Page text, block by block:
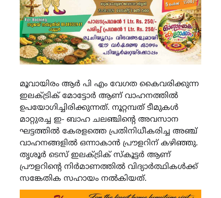
മൂവായിരം ആർ പി എം വേഗത കൈവരിക്കുന്ന
ഇലക്ട്രിക് മോട്ടോർ ആണ് വാഹനത്തിൽ
ഉപയോഗിച്ചിരിക്കുന്നത്. നൂറ്റമ്പത് ടീമുകൾ
മാറ്റുരച്ച ഇ- ബാഹ ചലഞ്ചിൻ്റെ അവസാന
ഘട്ടത്തിൽ കേരളത്തെ പ്രതിനിധീകരിച്ച അഞ്ച്
വാഹനങ്ങളിൽ ഒന്നാകാൻ പ്രൗളറിന് കഴിഞ്ഞു.
തൃശൂർ ടെസ് ഇലക്ട്രിക് സ്കൂട്ടർ ആണ്
പ്രൗളറിന്റെ നിർമാണത്തിൽ വിദ്യാർത്ഥികൾക്ക്
സങ്കേതിക സഹായം നൽകിയത്.